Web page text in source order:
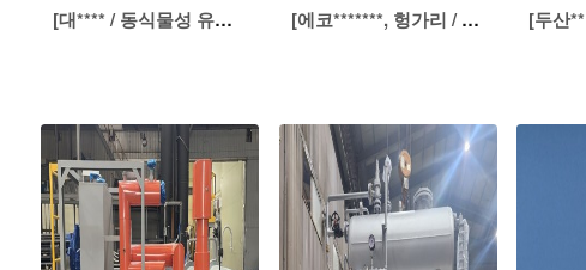
[대**** / 동식물성 유지 제조] 탈취로 및 폐열 연관식 스팀보일러 [에코*******, 헝가리 / 2차 전지] 수관식 스팀보일러